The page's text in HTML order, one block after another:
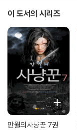
이 도서의 시리즈
만월의사냥꾼 7권